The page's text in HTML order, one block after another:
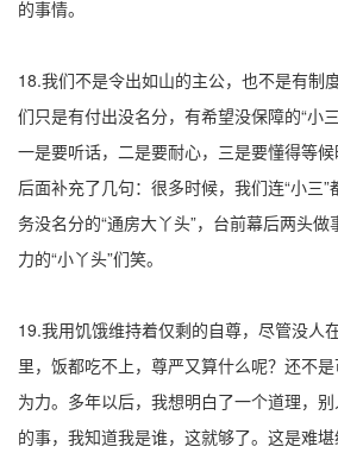
的事情。
18.我们不是令出如山的主公，也不是有制
们只是有付出没名分，有希望没保障的“小三
一是要听话，二是要耐心，三是要懂得等
后面补充了几句：很多时候，我们连“小三
务没名分的“通房大丫头”，台前幕后两头
力的“小丫头”们笑。
19.我用饥饿维持着仅剩的自尊，尽管没人
里，饭都吃不上，尊严又算什么呢？还不
为力。多年以后，我想明白了一个道理，
的事，我知道我是谁，这就够了。这是难堪